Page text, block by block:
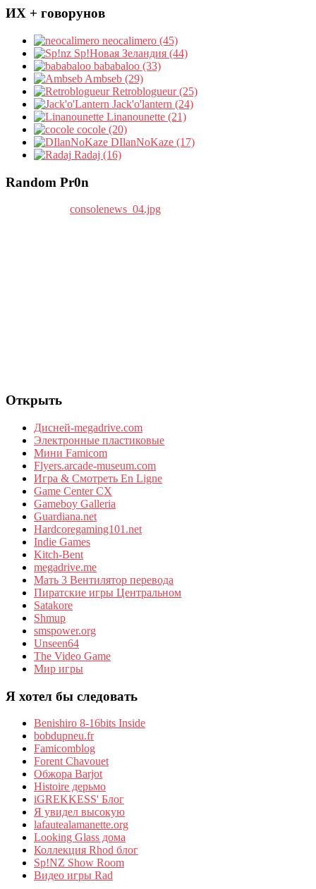
ИХ + говорунов
neocalimero (45)
Sp!Новая Зеландия (44)
bababaloo (33)
Ambseb (29)
Retroblogueur (25)
Jack'o'lantern (24)
Linanounette (21)
cocole (20)
DIlanNoKaze (17)
Radaj (16)
Random Pr0n
Открыть
Дисней-megadrive.com
Электронные пластиковые
Мини Famicom
Flyers.arcade-museum.com
Игра & Смотреть En Ligne
Game Center CX
Gameboy Galleria
Guardiana.net
Hardcoregaming101.net
Indie Games
Kitch-Bent
megadrive.me
Мать 3 Вентилятор перевода
Пиратские игры Центральном
Satakore
Shmup
smspower.org
Unseen64
The Video Game
Мир игры
Я хотел бы следовать
Benishiro 8-16bits Inside
bobdupneu.fr
Famicomblog
Forent Chavouet
Обжора Barjot
Histoire дерьмо
iGREKKESS' Блог
Я увидел высокую
lafautealamanette.org
Looking Glass дома
Коллекция Rhod блог
Sp!NZ Show Room
Видео игры Rad